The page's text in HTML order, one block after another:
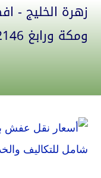
زهرة الخليج
ومكة ورابغ 0555582146